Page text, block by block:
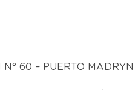
60 – PUERTO MADRYN